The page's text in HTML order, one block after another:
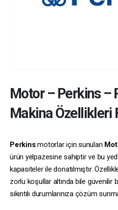
Motor– Perkins–
Makina Özellikleri
Perkinsmotorlar için sunulan
ürün yelpazesine sahiptir ve bu
kapasiteler ile donatılmıştır.
zorlu koşullar altında bile
sıkıntılı durumlarınıza çözüm